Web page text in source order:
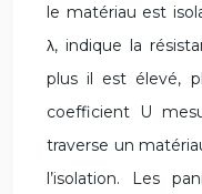
le matériau est
λ, indique la
plus il est élevé,
coefficient U
traverse un
l’isolation. Les